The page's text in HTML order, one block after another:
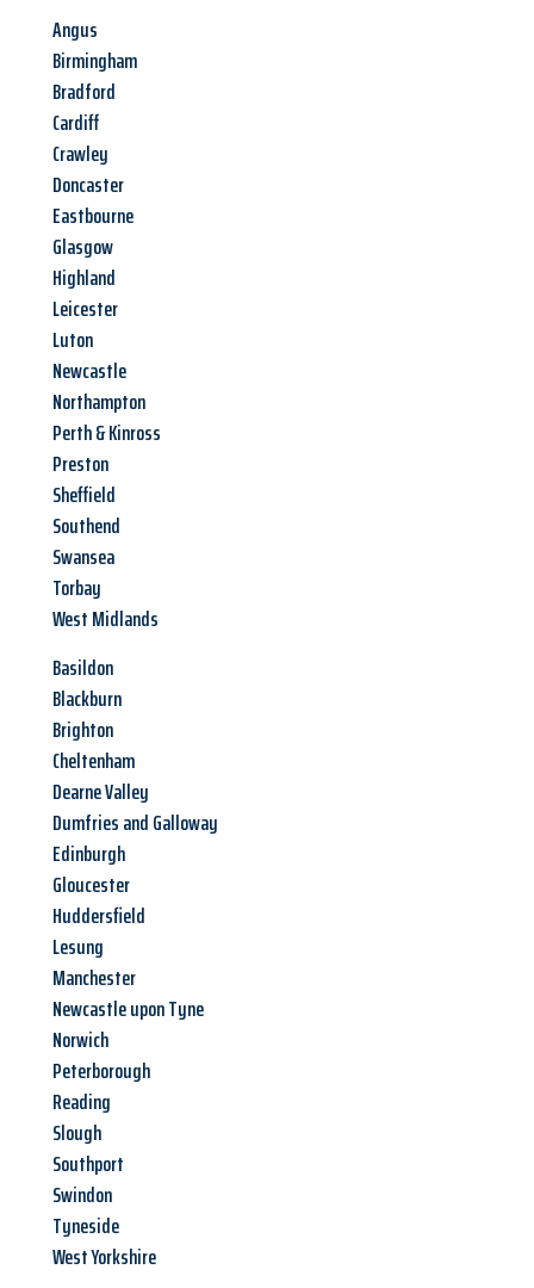
Angus
Birmingham
Bradford
Cardiff
Crawley
Doncaster
Eastbourne
Glasgow
Highland
Leicester
Luton
Newcastle
Northampton
Perth & Kinross
Preston
Sheffield
Southend
Swansea
Torbay
West Midlands
Basildon
Blackburn
Brighton
Cheltenham
Dearne Valley
Dumfries and Galloway
Edinburgh
Gloucester
Huddersfield
Lesung
Manchester
Newcastle upon Tyne
Norwich
Peterborough
Reading
Slough
Southport
Swindon
Tyneside
West Yorkshire